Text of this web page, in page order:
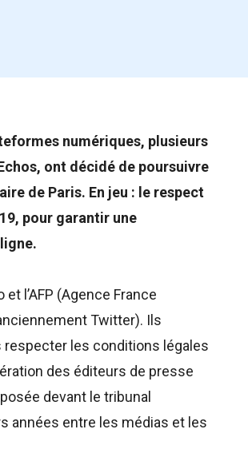
numériques, plusieurs
ont décidé de poursuivre
de Paris. En jeu : le respect
pour garantir une
l’AFP (Agence France
Twitter). Ils
respecter les conditions légales
des éditeurs de presse
devant le tribunal
années entre les médias et les